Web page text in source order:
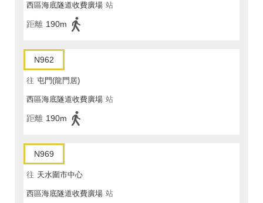
西區海底隧道收費廣場 站
距離 190m
N962
往 屯門(龍門居)
西區海底隧道收費廣場 站
距離 190m
N969
往 天水圍市中心
西區海底隧道收費廣場 站